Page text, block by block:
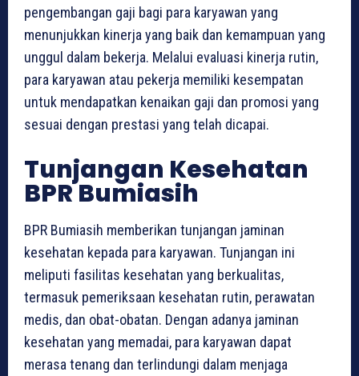
pengembangan gaji bagi para karyawan yang
menunjukkan kinerja yang baik dan kemampuan yang
unggul dalam bekerja. Melalui evaluasi kinerja rutin,
para karyawan atau pekerja memiliki kesempatan
untuk mendapatkan kenaikan gaji dan promosi yang
sesuai dengan prestasi yang telah dicapai.
Tunjangan Kesehatan
BPR Bumiasih
BPR Bumiasih memberikan tunjangan jaminan
kesehatan kepada para karyawan. Tunjangan ini
meliputi fasilitas kesehatan yang berkualitas,
termasuk pemeriksaan kesehatan rutin, perawatan
medis, dan obat-obatan. Dengan adanya jaminan
kesehatan yang memadai, para karyawan dapat
merasa tenang dan terlindungi dalam menjaga